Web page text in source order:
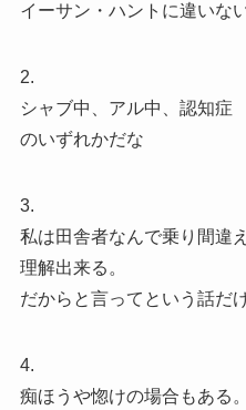
イーサン・ハントに違いな
2.
シャブ中、アル中、認知症
のいずれかだな
3.
私は田舎者なんで乗り間違
理解出来る。
だからと言ってという話だけ
4.
痴ほうや惚けの場合もある